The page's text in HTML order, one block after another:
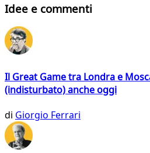
Idee e commenti
Il Great Game tra Londra e
(indisturbato) anche oggi
di Giorgio Ferrari